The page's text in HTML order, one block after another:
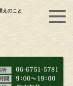
えのこと